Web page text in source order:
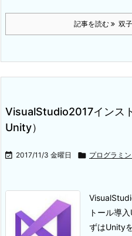
記事を読む 双
VisualStudio2017インス
Unity）
 2017/11/3 金曜日  プログラミ
トール導入
ずはUnity